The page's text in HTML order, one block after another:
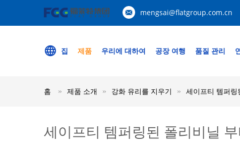
mengsai@flatgroup.com.cn
집 제품 우리에 대하여 공장 여행 품질 관리
홈 제품 소개 강화 유리를 지우기 세이프티 템퍼
세이프티 템퍼링된 폴리비닐